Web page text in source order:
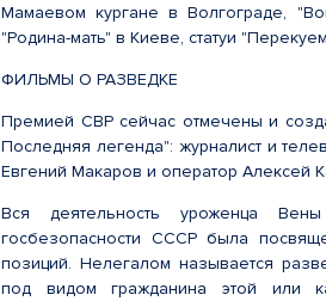
Мамаевом кургане в Волгограде,
"Родина-мать" в Киеве, статуи
ФИЛЬМЫ О РАЗВЕДКЕ
Премией СВР сейчас отмечены и
Последняя легенда": журналист и
Евгений Макаров и оператор Алексей
Вся деятельность уроженца
госбезопасности СССР была
позиций. Нелегалом называется
под видом гражданина этой или